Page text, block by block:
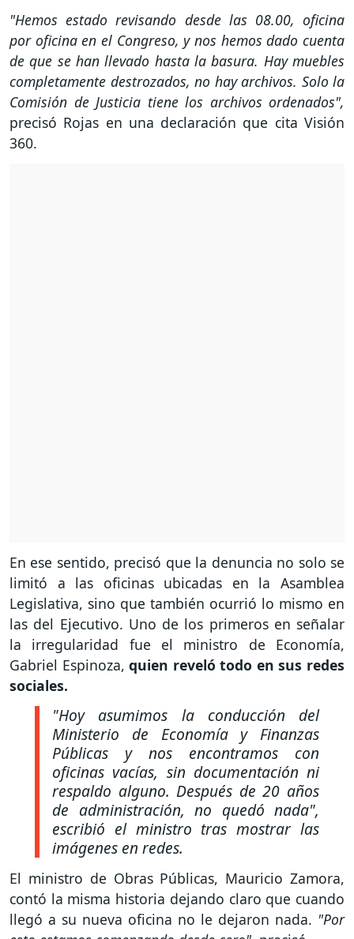
"Hemos estado revisando desde las 08.00, oficina
por oficina en el Congreso, y nos hemos dado cuenta
de que se han llevado hasta la basura. Hay muebles
completamente destrozados, no hay archivos. Solo la
Comisión de Justicia tiene los archivos ordenados",
precisó Rojas en una declaración que cita Visión
360.
En ese sentido, precisó que la denuncia no solo se
limitó a las oficinas ubicadas en la Asamblea
Legislativa, sino que también ocurrió lo mismo en
las del Ejecutivo. Uno de los primeros en señalar
la irregularidad fue el ministro de Economía,
Gabriel Espinoza,quien reveló todo en sus redes
sociales.
"Hoy asumimos la conducción del
Ministerio de Economía y Finanzas
Públicas y nos encontramos con
oficinas vacías, sin documentación ni
respaldo alguno. Después de 20 años
de administración, no quedó nada",
escribió el ministro tras mostrar las
imágenes en redes.
El ministro de Obras Públicas, Mauricio Zamora,
contó la misma historia dejando claro que cuando
llegó a su nueva oficina no le dejaron nada. "Por